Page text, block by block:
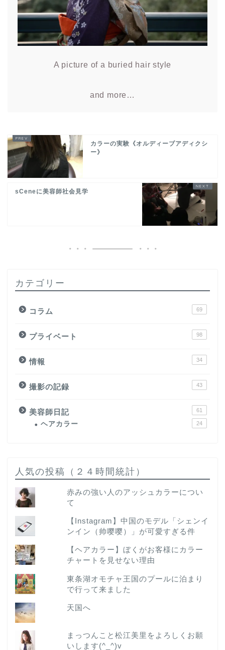
A picture of a buried hair style
and more…
カラーの実験《オルディーブアディクシ
ー》
sCeneに美容師社会見学
カテゴリー
コラム 69
プライベート 98
情報 34
撮影の記録 43
美容師日記 61
ヘアカラー 24
人気の投稿（２４時間統計）
赤みの強い人のアッシュカラーについ
て
【Instagram】中国のモデル「シェンイ
ンイン（帅嘤嘤）」が可愛すぎる件
【ヘアカラー】ぼくがお客様にカラー
チャートを見せない理由
東条湖オモチャ王国のプールに泊まり
で行って来ました
天国へ
まっつんこと松江美里をよろしくお願
いします(^_^)v